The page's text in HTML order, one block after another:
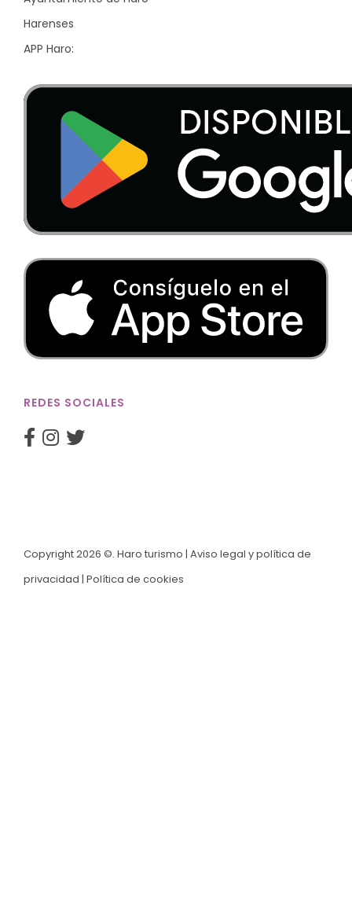
Harenses
APP Haro:
REDES SOCIALES
Copyright 2026 ©. Haro turismo | Aviso legal y política de
privacidad | Política de cookies